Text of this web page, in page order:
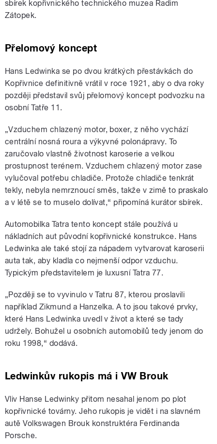
sbírek kopřivnického technického muzea Radim
Zátopek.
Přelomový koncept
Hans Ledwinka se po dvou krátkých přestávkách do
Kopřivnice definitivně vrátil v roce 1921, aby o dva roky
později představil svůj přelomový koncept podvozku na
osobní Tatře 11.
„Vzduchem chlazený motor, boxer, z něho vychází
centrální nosná roura a výkyvné polonápravy. To
zaručovalo vlastně životnost karoserie a velkou
prostupnost terénem. Vzduchem chlazený motor zase
vylučoval potřebu chladiče. Protože chladiče tenkrát
tekly, nebyla nemrznoucí směs, takže v zimě to praskalo
a v létě se to muselo dolívat,“ připomíná kurátor sbírek.
Automobilka Tatra tento koncept stále používá u
nákladních aut původní kopřivnické konstrukce. Hans
Ledwinka ale také stojí za nápadem vytvarovat karoserii
auta tak, aby kladla co nejmenší odpor vzduchu.
Typickým představitelem je luxusní Tatra 77.
„Později se to vyvinulo v Tatru 87, kterou proslavili
například Zikmund a Hanzelka. A to jsou takové prvky,
které Hans Ledwinka uvedl v život a které se tady
udržely. Bohužel u osobních automobilů tedy jenom do
roku 1998,“ dodává.
Ledwinkův rukopis má i VW Brouk
Vliv Hanse Ledwinky přitom nesahal jenom po plot
kopřivnické továrny. Jeho rukopis je vidět i na slavném
autě Volkswagen Brouk konstruktéra Ferdinanda
Porsche.